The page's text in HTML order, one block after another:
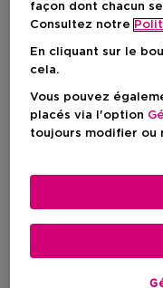
façon dont chacun
Consultez notre
En cliquant sur le
cela.
Vous pouvez
placés via l'option
toujours modifier